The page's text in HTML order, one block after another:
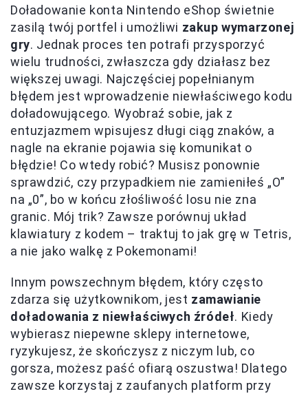
Doładowanie konta Nintendo eShop świetnie
zasilą twój portfel i umożliwi zakup wymarzonej
gry. Jednak proces ten potrafi przysporzyć
wielu trudności, zwłaszcza gdy działasz bez
większej uwagi. Najczęściej popełnianym
błędem jest wprowadzenie niewłaściwego kodu
doładowującego. Wyobraź sobie, jak z
entuzjazmem wpisujesz długi ciąg znaków, a
nagle na ekranie pojawia się komunikat o
błędzie! Co wtedy robić? Musisz ponownie
sprawdzić, czy przypadkiem nie zamieniłeś „O”
na „0”, bo w końcu złośliwość losu nie zna
granic. Mój trik? Zawsze porównuj układ
klawiatury z kodem – traktuj to jak grę w Tetris,
a nie jako walkę z Pokemonami!
Innym powszechnym błędem, który często
zdarza się użytkownikom, jest zamawianie
doładowania z niewłaściwych źródeł. Kiedy
wybierasz niepewne sklepy internetowe,
ryzykujesz, że skończysz z niczym lub, co
gorsza, możesz paść ofiarą oszustwa! Dlatego
zawsze korzystaj z zaufanych platform przy